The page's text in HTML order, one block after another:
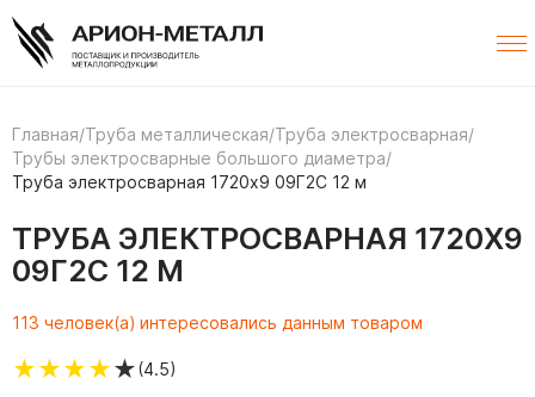
Главная/Труба металлическая/Труба электросварная/
Трубы электросварные большого диаметра/
Труба электросварная 1720х9 09Г2С 12 м
ТРУБА ЭЛЕКТРОСВАРНАЯ 1720Х9
09Г2С 12 М
113 человек(а) интересовались данным товаром
★★★★★(4.5)